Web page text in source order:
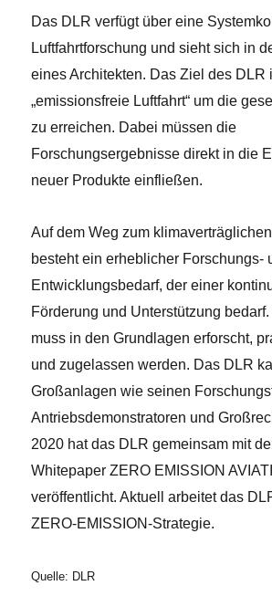
Das DLR verfügt über eine
Luftfahrtforschung und sieht sich in
eines Architekten. Das Ziel des DLR
„emissionsfreie Luftfahrt“ um die
zu erreichen. Dabei müssen die
Forschungsergebnisse direkt in die
neuer Produkte einfließen.
Auf dem Weg zum
besteht ein erheblicher Forschungs-
Entwicklungsbedarf, der einer
Förderung und Unterstützung
muss in den Grundlagen erforscht,
und zugelassen werden. Das DLR
Großanlagen wie seinen
Antriebsdemonstratoren und
2020 hat das DLR gemeinsam mit
Whitepaper ZERO EMISSION
veröffentlicht. Aktuell arbeitet das
ZERO-EMISSION-Strategie.
Quelle: DLR